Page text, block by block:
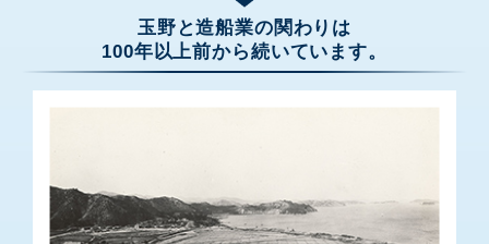
玉野と造船業の関わりは
100年以上前から続いています。